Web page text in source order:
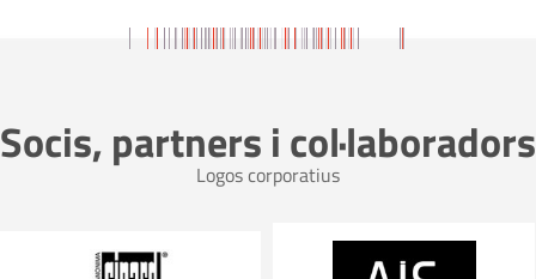
Socis, partners i col·laboradors
Logos corporatius